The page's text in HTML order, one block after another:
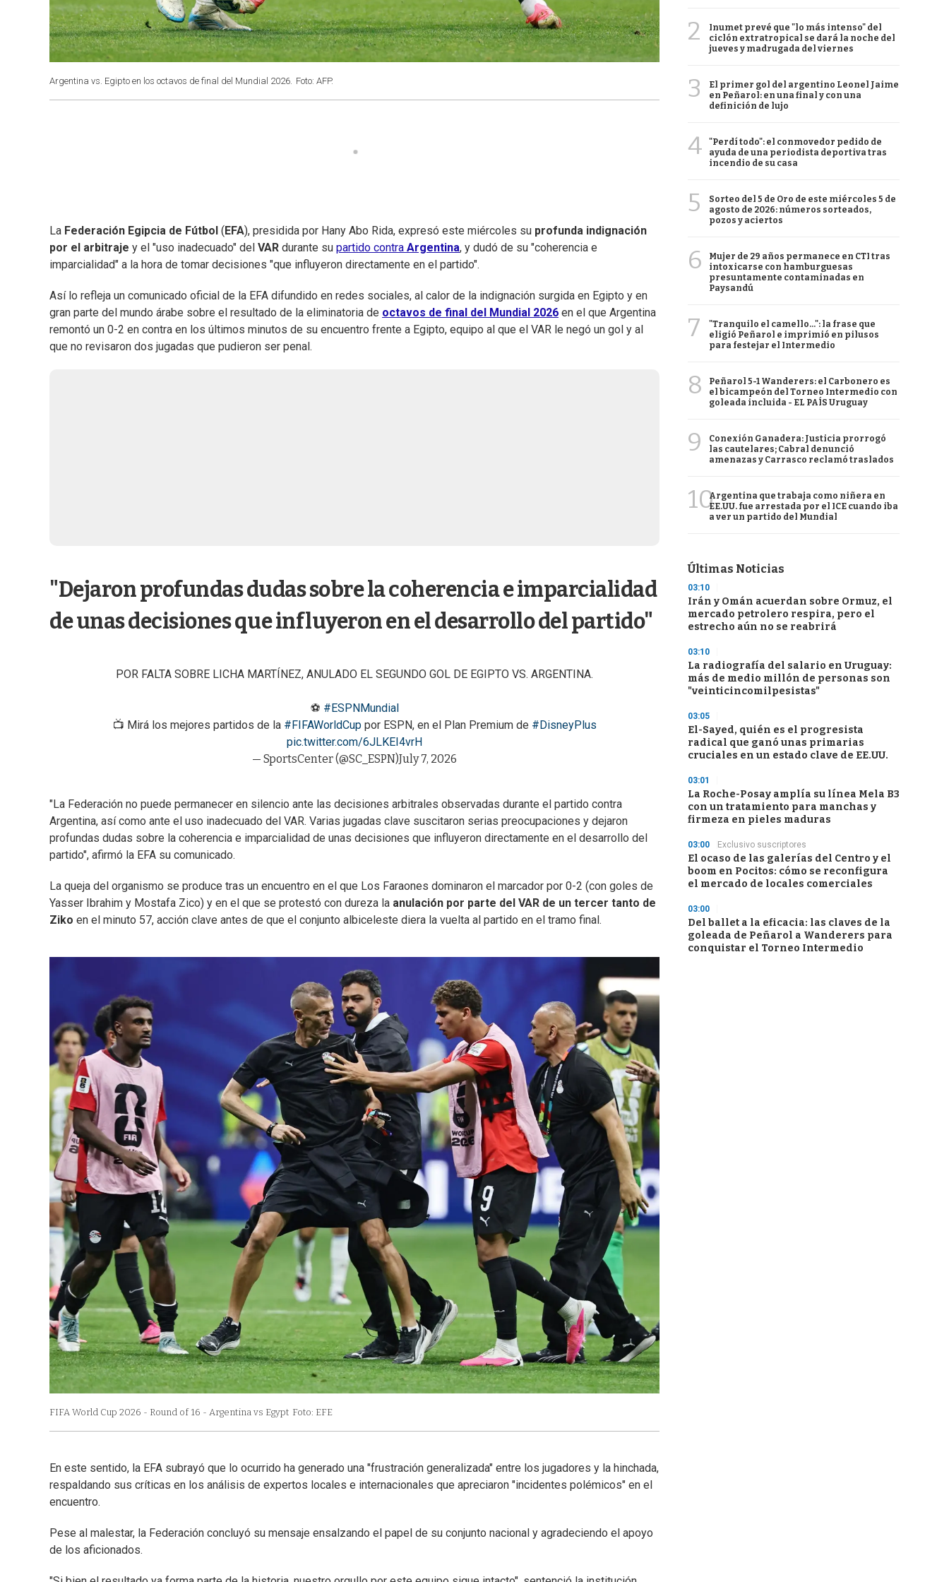
Argentina vs. Egipto en los octavos de final del Mundial 2026. Foto: AFP.
La Federación Egipcia de Fútbol ( EFA), presidida por Hany Abo Rida, expresó este miércoles su profunda indignación
por el arbitraje y el "uso inadecuado" del VAR durante su partido contra Argentina, y dudó de su "coherencia e
imparcialidad" a la hora de tomar decisiones "que influyeron directamente en el partido".
Así lo refleja un comunicado oficial de la EFA difundido en redes sociales, al calor de la indignación surgida en Egipto y en
gran parte del mundo árabe sobre el resultado de la eliminatoria de octavos de final del Mundial 2026 en el que Argentina
remontó un 0-2 en contra en los últimos minutos de su encuentro frente a Egipto, equipo al que el VAR le negó un gol y al
que no revisaron dos jugadas que pudieron ser penal.
"Dejaron profundas dudas sobre la coherencia e imparcialidad
de unas decisiones que influyeron en el desarrollo del partido"
POR FALTA SOBRE LICHA MARTÍNEZ, ANULADO EL SEGUNDO GOL DE EGIPTO VS. ARGENTINA.
⚽ #ESPNMundial
📺 Mirá los mejores partidos de la #FIFAWorldCuppor ESPN, en el Plan Premium de #DisneyPlus
pic.twitter.com/6JLKEI4vrH
— SportsCenter (@SC_ESPN)July 7, 2026
"La Federación no puede permanecer en silencio ante las decisiones arbitrales observadas durante el partido contra
Argentina, así como ante el uso inadecuado del VAR. Varias jugadas clave suscitaron serias preocupaciones y dejaron
profundas dudas sobre la coherencia e imparcialidad de unas decisiones que influyeron directamente en el desarrollo del
partido", afirmó la EFA su comunicado.
La queja del organismo se produce tras un encuentro en el que Los Faraones dominaron el marcador por 0-2 (con goles de
Yasser Ibrahim y Mostafa Zico) y en el que se protestó con dureza la anulación por parte del VAR de un tercer tanto de
Ziko en el minuto 57, acción clave antes de que el conjunto albiceleste diera la vuelta al partido en el tramo final.
FIFA World Cup 2026 - Round of 16 - Argentina vs Egypt Foto: EFE
En este sentido, la EFA subrayó que lo ocurrido ha generado una "frustración generalizada" entre los jugadores y la hinchada,
respaldando sus críticas en los análisis de expertos locales e internacionales que apreciaron "incidentes polémicos" en el
encuentro.
Pese al malestar, la Federación concluyó su mensaje ensalzando el papel de su conjunto nacional y agradeciendo el apoyo
de los aficionados.
2
Inumet prevé que "lo más intenso" del
ciclón extratropical se dará la noche del
jueves y madrugada del viernes
3
El primer gol del argentino Leonel Jaime
en Peñarol: en una final y con una
definición de lujo
4
"Perdí todo": el conmovedor pedido de
ayuda de una periodista deportiva tras
incendio de su casa
5
Sorteo del 5 de Oro de este miércoles 5 de
agosto de 2026: números sorteados,
pozos y aciertos
6
Mujer de 29 años permanece en CTI tras
intoxicarse con hamburguesas
presuntamente contaminadas en
Paysandú
7
"Tranquilo el camello...": la frase que
eligió Peñarol e imprimió en pilusos
para festejar el Intermedio
8
Peñarol 5-1 Wanderers: el Carbonero es
el bicampeón del Torneo Intermedio con
goleada incluida - EL PAÍS Uruguay
9
Conexión Ganadera: Justicia prorrogó
las cautelares; Cabral denunció
amenazas y Carrasco reclamó traslados
10Argentina que trabaja como niñera en
EE.UU. fue arrestada por el ICE cuando iba
a ver un partido del Mundial
Últimas Noticias
03:10
Irán y Omán acuerdan sobre Ormuz, el
mercado petrolero respira, pero el
estrecho aún no se reabrirá
03:10
La radiografía del salario en Uruguay:
más de medio millón de personas son
"veinticincomilpesistas"
03:05
El-Sayed, quién es el progresista
radical que ganó unas primarias
cruciales en un estado clave de EE.UU.
03:01
La Roche-Posay amplía su línea Mela B3
con un tratamiento para manchas y
firmeza en pieles maduras
03:00 Exclusivo suscriptores
El ocaso de las galerías del Centro y el
boom en Pocitos: cómo se reconfigura
el mercado de locales comerciales
03:00
Del ballet a la eficacia: las claves de la
goleada de Peñarol a Wanderers para
conquistar el Torneo Intermedio